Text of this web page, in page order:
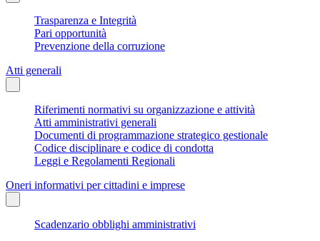
Trasparenza e Integrità
Pari opportunità
Prevenzione della corruzione
Atti generali
Riferimenti normativi su organizzazione e attività
Atti amministrativi generali
Documenti di programmazione strategico gestionale
Codice disciplinare e codice di condotta
Leggi e Regolamenti Regionali
Oneri informativi per cittadini e imprese
Scadenzario obblighi amministrativi